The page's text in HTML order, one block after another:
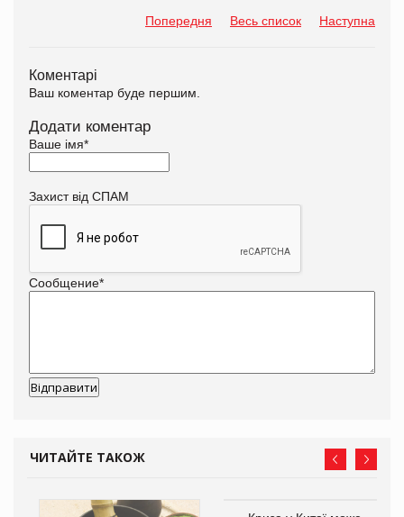
Попередня Весь список Наступна
Коментарі
Ваш коментар буде першим.
Додати коментар
Ваше імя*
Захист від СПАМ
Сообщение*
ЧИТАЙТЕ ТАКОЖ